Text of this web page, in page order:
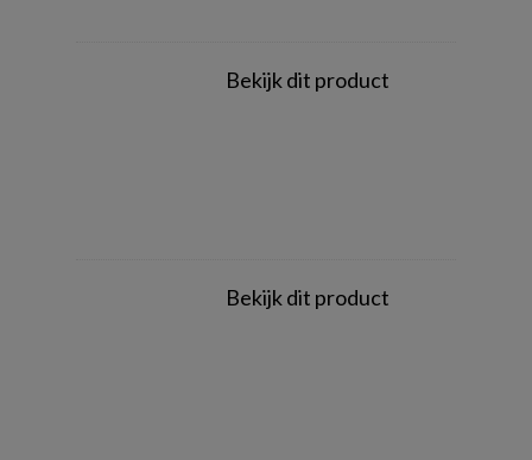
Bekijk dit product
Bekijk dit product